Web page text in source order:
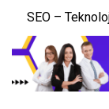
SEO –